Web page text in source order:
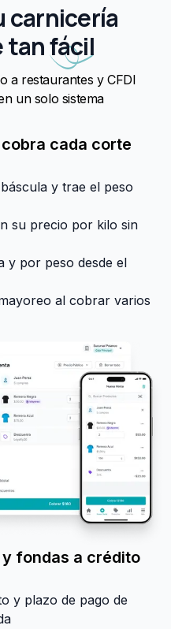
carnicería
tanfácil
a restaurantes y CFDI
un solo sistema
cada corte
y trae el peso
su precio por kilo sin
y por peso desde el
al cobrar varios
fondas a crédito
y plazo de pago de